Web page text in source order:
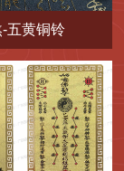
五黄铜铃